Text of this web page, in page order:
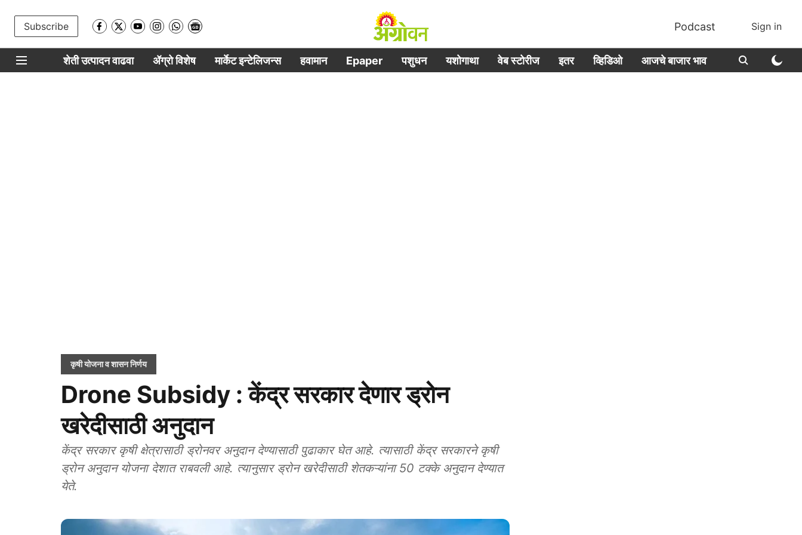
Subscribe Podcast Sign in
शेती उत्पादन वाढवा ॲग्रो विशेष मार्केट इन्टेलिजन्स हवामान Epaper पशुधन यशोगाथा वेब स्टोरीज इतर व्हिडिओ आजचे बाजार भाव
कृषी योजना व शासन निर्णय
Drone Subsidy : केंद्र सरकार देणार ड्रोन
खरेदीसाठी अनुदान
केंद्र सरकार कृषी क्षेत्रासाठी ड्रोनवर अनुदान देण्यासाठी पुढाकार घेत आहे. त्यासाठी केंद्र सरकारने कृषी
ड्रोन अनुदान योजना देशात राबवली आहे. त्यानुसार ड्रोन खरेदीसाठी शेतकऱ्यांना 50 टक्के अनुदान देण्यात
येते.